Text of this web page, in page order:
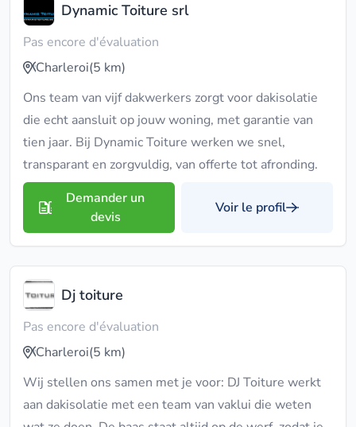
Dynamic Toiture srl
Pas encore d'évaluation
Charleroi(5 km)
Ons team van vijf dakwerkers zorgt voor dakisolatie
die echt aansluit op jouw woning, met garantie van
tien jaar. Bij Dynamic Toiture werken we snel,
transparant en zorgvuldig, van offerte tot afronding.
Demander un
devis
Voir le profil
Dj toiture
Pas encore d'évaluation
Charleroi(5 km)
Wij stellen ons samen met je voor: DJ Toiture werkt
aan dakisolatie met een team van vaklui die weten